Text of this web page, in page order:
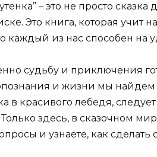
– это не просто
Это книга, которая учит
каждый из нас способен
судьбу и приключения
и жизни мы найдем
в красивого лебедя,
здесь, в сказочном
и узнаете, как